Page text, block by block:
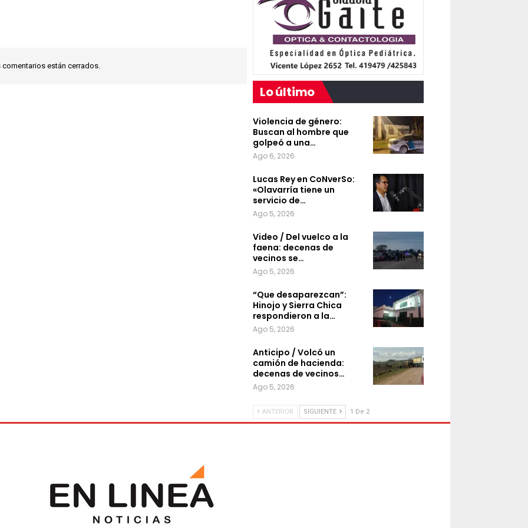
comentarios están cerrados.
Lo último
Violencia de género:
Buscan al hombre que
golpeó a una…
Ago 6, 2026
Lucas Rey en CoNverSo:
«Olavarría tiene un
servicio de…
Ago 5, 2026
Video / Del vuelco a la
faena: decenas de
vecinos se…
Ago 5, 2026
“Que desaparezcan”:
Hinojo y Sierra Chica
respondieron a la…
Ago 5, 2026
Anticipo / Volcó un
camión de hacienda:
decenas de vecinos…
Ago 5, 2026
ANTERIOR SIGUIENTE 1 De 2